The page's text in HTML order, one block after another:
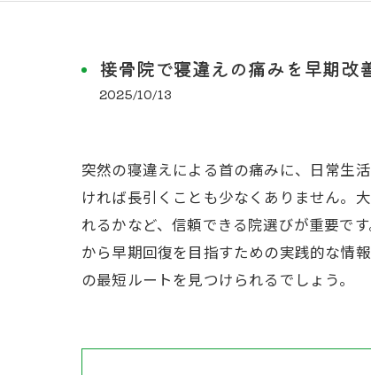
接骨院で寝違えの痛みを早期改
2025/10/13
突然の寝違えによる首の痛みに、日常生
ければ長引くことも少なくありません。
れるかなど、信頼できる院選びが重要で
から早期回復を目指すための実践的な情
の最短ルートを見つけられるでしょう。